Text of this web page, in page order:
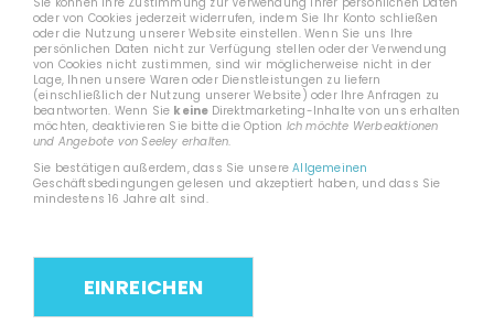
oder von Cookies jederzeit widerrufen, indem Sie Ihr Konto schließen
oder die Nutzung unserer Website einstellen. Wenn Sie uns Ihre
persönlichen Daten nicht zur Verfügung stellen oder der Verwendung
von Cookies nicht zustimmen, sind wir möglicherweise nicht in der
Lage, Ihnen unsere Waren oder Dienstleistungen zu liefern
(einschließlich der Nutzung unserer Website) oder Ihre Anfragen zu
beantworten. Wenn Sie keine Direktmarketing-Inhalte von uns erhalten
möchten, deaktivieren Sie bitte die Option Ich möchte Werbeaktionen
und Angebote von Seeley erhalten.
Sie bestätigen außerdem, dass Sie unsereAllgemeinen
Geschäftsbedingungen gelesen und akzeptiert haben, und dass Sie
mindestens 16 Jahre alt sind.